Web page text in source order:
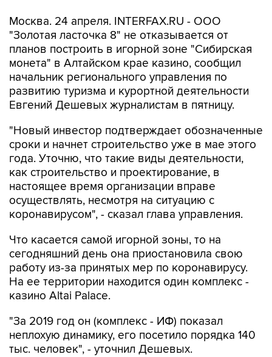
Москва. 24 апреля. INTERFAX.RU - ООО
"Золотая ласточка 8" не отказывается от
планов построить в игорной зоне "Сибирская
монета" в Алтайском крае казино, сообщил
начальник регионального управления по
развитию туризма и курортной деятельности
Евгений Дешевых журналистам в пятницу.
"Новый инвестор подтверждает обозначенные
сроки и начнет строительство уже в мае этого
года. Уточню, что такие виды деятельности,
как строительство и проектирование, в
настоящее время организации вправе
осуществлять, несмотря на ситуацию с
коронавирусом", - сказал глава управления.
Что касается самой игорной зоны, то на
сегодняшний день она приостановила свою
работу из-за принятых мер по коронавирусу.
На ее территории находится один комплекс -
казино Altai Palace.
"За 2019 год он (комплекс - ИФ) показал
неплохую динамику, его посетило порядка 140
тыс. человек", - уточнил Дешевых.